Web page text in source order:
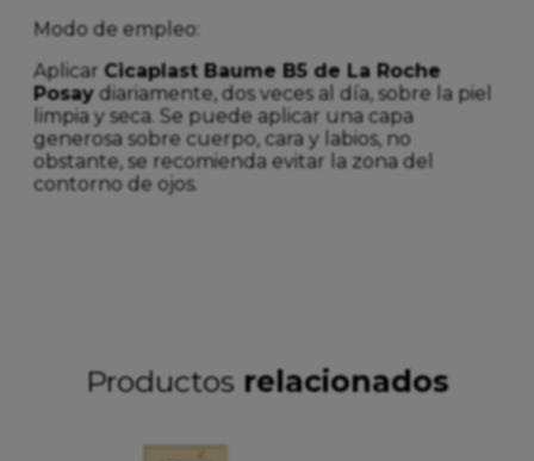
Modo de empleo:
Aplicar Cicaplast Baume B5 de La Roche
Posay diariamente, dos veces al día, sobre la piel
limpia y seca. Se puede aplicar una capa
generosa sobre cuerpo, cara y labios, no
obstante, se recomienda evitar la zona del
contorno de ojos.
Productos relacionados